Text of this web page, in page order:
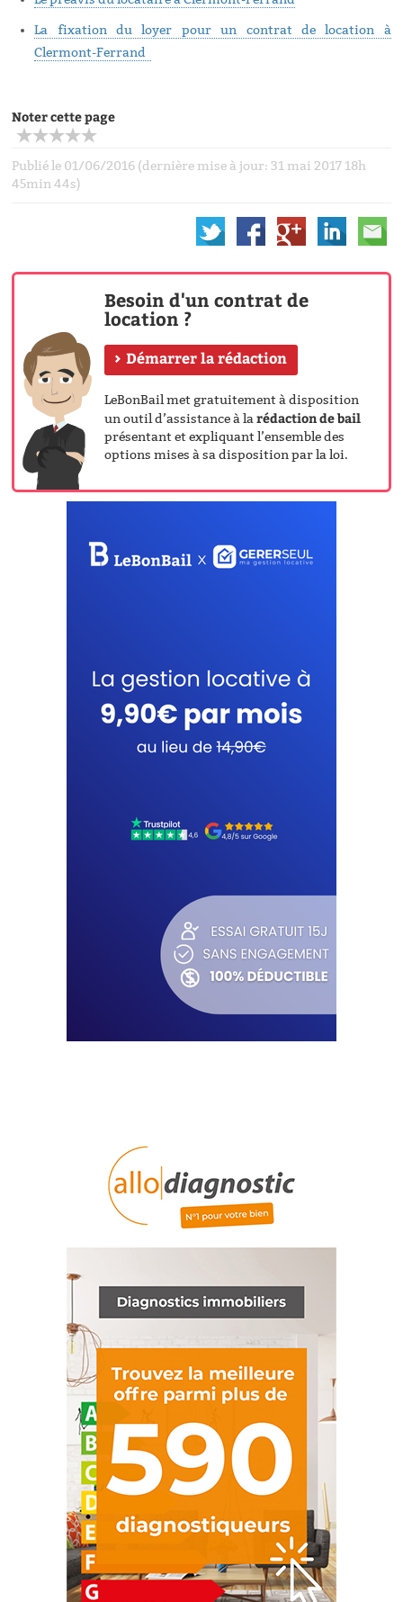
La fixation du loyer pour un contrat de location à
Clermont-Ferrand
Noter cette page
Publié le 01/06/2016 (dernière mise à jour: 31 mai 2017 18h
45min 44s)
Besoin d'un contrat de
location ?
Démarrer la rédaction
LeBonBail met gratuitement à disposition
un outil d’assistance à larédaction de bail
présentant et expliquant l’ensemble des
options mises à sa disposition par la loi.